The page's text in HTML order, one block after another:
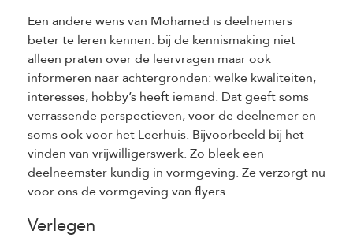
Een andere wens van Mohamed is deelnemers
beter te leren kennen: bij de kennismaking niet
alleen praten over de leervragen maar ook
informeren naar achtergronden: welke kwaliteiten,
interesses, hobby’s heeft iemand. Dat geeft soms
verrassende perspectieven, voor de deelnemer en
soms ook voor het Leerhuis. Bijvoorbeeld bij het
vinden van vrijwilligerswerk. Zo bleek een
deelneemster kundig in vormgeving. Ze verzorgt nu
voor ons de vormgeving van flyers.
Verlegen